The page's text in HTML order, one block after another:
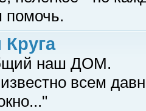
помочь.
наш ДОМ.
всем